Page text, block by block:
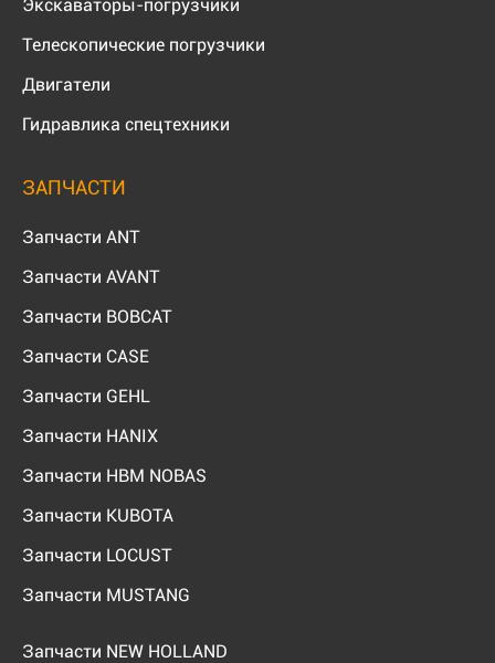
Экскаваторы-погрузчики
Телескопические погрузчики
Двигатели
Гидравлика спецтехники
ЗАПЧАСТИ
Запчасти ANT
Запчасти AVANT
Запчасти BOBCAT
Запчасти CASE
Запчасти GEHL
Запчасти HANIX
Запчасти HBM NOBAS
Запчасти KUBOTA
Запчасти LOCUST
Запчасти MUSTANG
Запчасти NEW HOLLAND